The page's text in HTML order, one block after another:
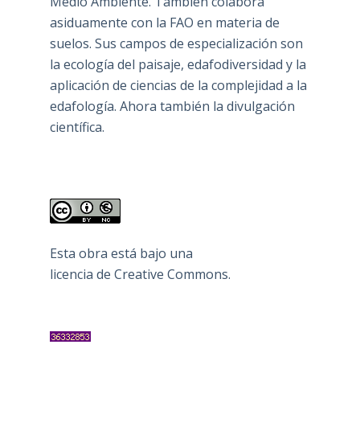
asiduamente con la FAO en materia de
suelos. Sus campos de especialización son
la ecología del paisaje, edafodiversidad y la
aplicación de ciencias de la complejidad a la
edafología. Ahora también la divulgación
científica.
Esta obra está bajo una
licencia de Creative Commons.